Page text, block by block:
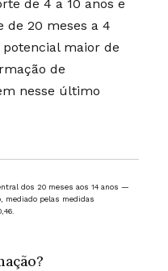
de 4 a 10 anos e
de 20 meses a 4
maior de
de
nesse último
dos 20 meses aos 14 anos —
mediado pelas medidas